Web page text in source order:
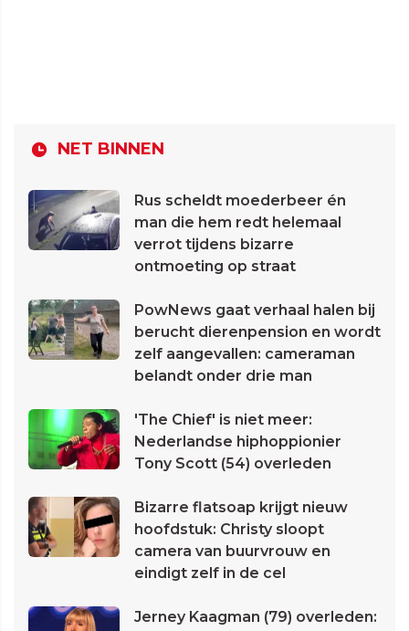
NET BINNEN
Rus scheldt moederbeer én
man die hem redt helemaal
verrot tijdens bizarre
ontmoeting op straat
PowNews gaat verhaal halen bij
berucht dierenpension en wordt
zelf aangevallen: cameraman
belandt onder drie man
'The Chief' is niet meer:
Nederlandse hiphoppionier
Tony Scott (54) overleden
Bizarre flatsoap krijgt nieuw
hoofdstuk: Christy sloopt
camera van buurvrouw en
eindigt zelf in de cel
Jerney Kaagman (79) overleden: